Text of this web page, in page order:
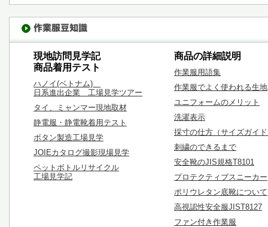
現地訪問見学記
商品着用テスト
ハノイ(ベトナム)
日系進出企業 工場見学ツアー
タイ、ミャンマー現地取材
静電服・静電靴着用テスト
ボタン製造工場見学
JOIEカタログ撮影現場見学
ペットボトルリサイクル
工場見学記
商品の詳細説明
作業服用語集
作業服でよく使われる生地
ユニフォームのメリット
洗濯表示
採寸の仕方（サイズガイ
刺繍のできるまで
安全靴のJIS規格T8101
プロテクティブスニーカー
ポリウレタン底靴について
高視認性安全服JIST8127
ファン付き作業服